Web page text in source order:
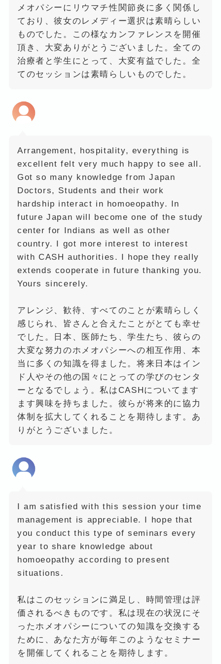
メオパシーにリウマチ性関節炎に多く関係し
ており、彼女のレメディー選択は素晴らしい
ものでした。この様なカンファレンスを開催
頂き、大変ありがとうございました。全ての
治療者と学生にとって、大変有益でした。全
てのセッションは素晴らしいものでした。
Arrangement, hospitality, everything is
excellent felt very much happy to see all.
Got so many knowledge from Japan
Doctors, Students and their work
hardship interact in homoeopathy. In
future Japan will become one of the study
center for Indians as well as other
country. I got more interest to interest
with CASH authorities. I hope they really
extends cooperate in future thanking you.
Yours sincerely.
アレンジ、歓待、すべてのことが素晴らしく
感じられ、皆さんと合えたことがとても幸せ
でした。日本、医師たち、学生たち、彼らの
大変な努力のホメオパシーへの相互作用、本
当に多くの知識を得ました。将来日本はイン
ド人やその他の国々にとっての学びのセンタ
ーとなるでしょう。私はCASHについてます
ます興味を持ちました。彼らが将来的に協力
体制を拡大してくれることを期待します。あ
りがとうございました。
I am satisfied with this session your time
management is appreciable. I hope that
you conduct this type of seminars every
year to share knowledge about
homoeopathy according to present
situations.
私はこのセッションに満足し、時間管理は評
価されるべきものです。私は現在の状況にそ
ったホメオパシーについての知識を交換する
ために、あなた方が毎年このようなセミナー
を開催してくれることを期待します。